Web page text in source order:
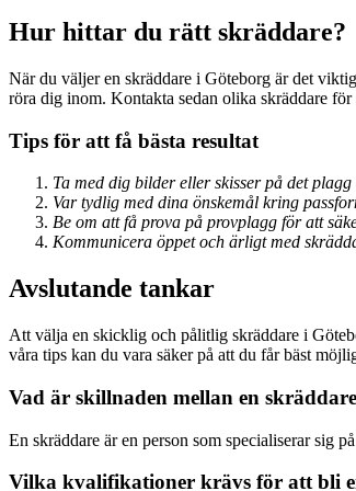
Hur hittar du rätt skräddare?
När du väljer en skräddare i Göteborg är det
röra dig inom. Kontakta sedan olika skräddare
Tips för att få bästa resultat
Ta med dig bilder eller skisser på det
Var tydlig med dina önskemål kring
Be om att få prova på provplagg för att
Kommunicera öppet och ärligt med
Avslutande tankar
Att välja en skicklig och pålitlig skräddare i
våra tips kan du vara säker på att du får bäst
Vad är skillnaden mellan en
En skräddare är en person som specialiserar sig
Vilka kvalifikationer krävs för att bli